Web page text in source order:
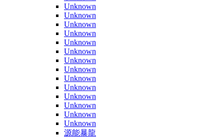
Unknown
Unknown
Unknown
Unknown
Unknown
Unknown
Unknown
Unknown
Unknown
Unknown
Unknown
Unknown
Unknown
Unknown
源能暴龍